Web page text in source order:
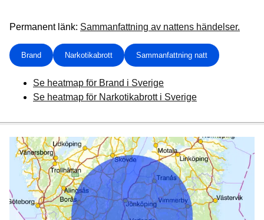
Permanent länk: Sammanfattning av nattens händelser.
Brand Narkotikabrott Sammanfattning natt
Se heatmap för Brand i Sverige
Se heatmap för Narkotikabrott i Sverige